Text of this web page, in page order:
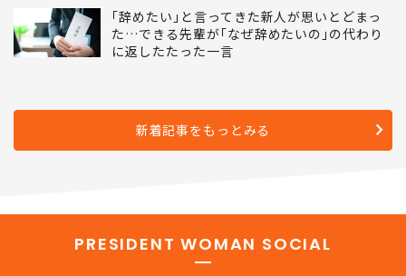
｢辞めたい｣と言ってきた新人が思いとどまっ
た…できる先輩が｢なぜ辞めたいの｣の代わり
に返したたった一言
新着記事をもっとみる
PRESIDENT WOMAN SOCIAL